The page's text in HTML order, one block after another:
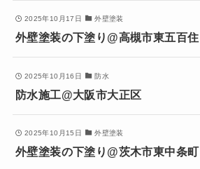
2025年10月17日 外壁塗装
外壁塗装の下塗り@高槻市東五百住
2025年10月16日 防水
防水施工@大阪市大正区
2025年10月15日 外壁塗装
外壁塗装の下塗り@茨木市東中条町